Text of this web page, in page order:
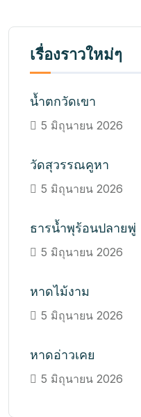
เรื่องราวใหม่ๆ
น้ำตกวัดเขา
5 มิถุนายน 2026
วัดสุวรรณคูหา
5 มิถุนายน 2026
ธารน้ำพุร้อนปลายพู่
5 มิถุนายน 2026
หาดไม้งาม
5 มิถุนายน 2026
หาดอ่าวเคย
5 มิถุนายน 2026